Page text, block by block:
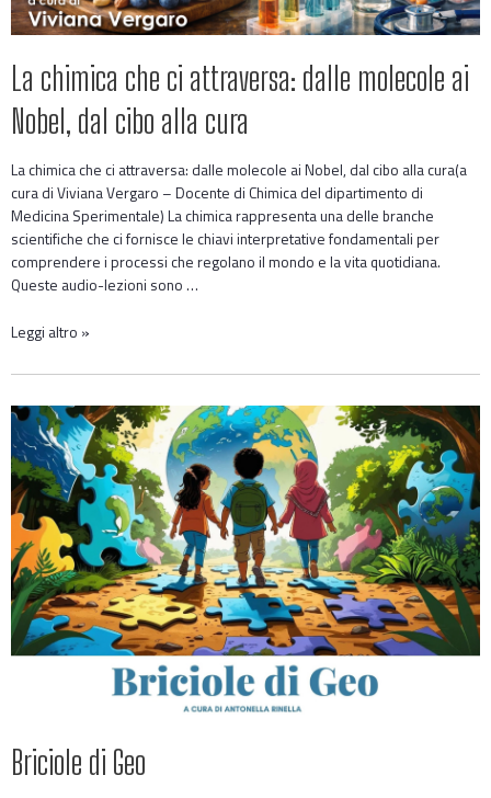
La chimica che ci attraversa: dalle molecole ai
Nobel, dal cibo alla cura
La chimica che ci attraversa: dalle molecole ai Nobel, dal cibo alla cura(a
cura di Viviana Vergaro – Docente di Chimica del dipartimento di
Medicina Sperimentale) La chimica rappresenta una delle branche
scientifiche che ci fornisce le chiavi interpretative fondamentali per
comprendere i processi che regolano il mondo e la vita quotidiana.
Queste audio-lezioni sono …
Leggi altro »
Briciole di Geo